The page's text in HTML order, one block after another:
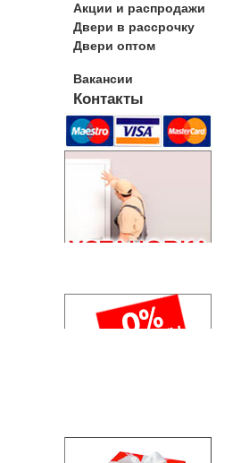
Акции и распродажи
Двери в рассрочку
Двери оптом
Вакансии
Контакты